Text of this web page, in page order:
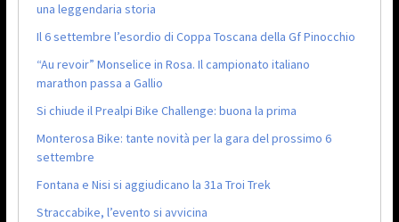
una leggendaria storia
Il 6 settembre l’esordio di Coppa Toscana della Gf Pinocchio
“Au revoir” Monselice in Rosa. Il campionato italiano
marathon passa a Gallio
Si chiude il Prealpi Bike Challenge: buona la prima
Monterosa Bike: tante novità per la gara del prossimo 6
settembre
Fontana e Nisi si aggiudicano la 31a Troi Trek
Straccabike, l’evento si avvicina